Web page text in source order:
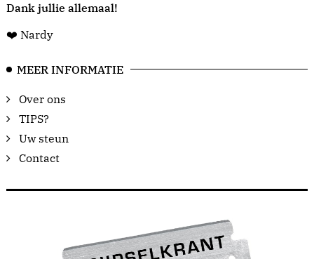
Dank jullie allemaal!
❤️ Nardy
MEER INFORMATIE
Over ons
TIPS?
Uw steun
Contact